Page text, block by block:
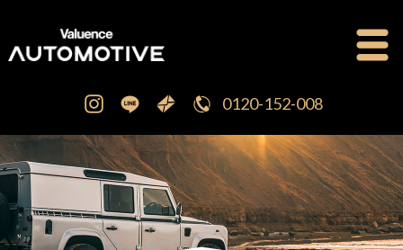
0120-152-008
公式ブログ OFFICIAL BLOG
新車・中古車販売 CAR SALES